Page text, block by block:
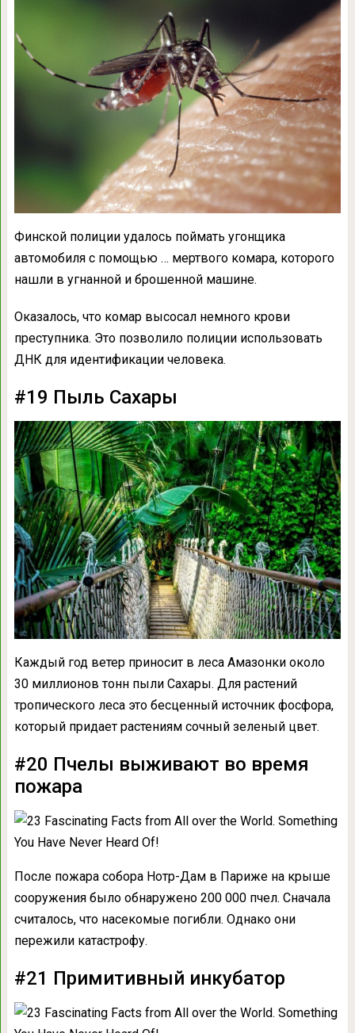
Финской полиции удалось поймать угонщика
автомобиля с помощью … мертвого комара, которого
нашли в угнанной и брошенной машине.
Оказалось, что комар высосал немного крови
преступника. Это позволило полиции использовать
ДНК для идентификации человека.
#19 Пыль Сахары
Каждый год ветер приносит в леса Амазонки около
30 миллионов тонн пыли Сахары. Для растений
тропического леса это бесценный источник фосфора,
который придает растениям сочный зеленый цвет.
#20 Пчелы выживают во время
пожара
После пожара собора Нотр-Дам в Париже на крыше
сооружения было обнаружено 200 000 пчел. Сначала
считалось, что насекомые погибли. Однако они
пережили катастрофу.
#21 Примитивный инкубатор